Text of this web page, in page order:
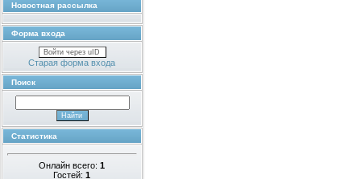
Новостная рассылка
Форма входа
Войти через uID
Старая форма входа
Поиск
Статистика
Онлайн всего:1
Гостей:1